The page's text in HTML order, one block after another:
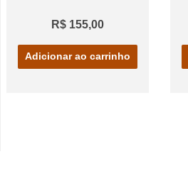
R$ 155,00
Adicionar ao carrinho